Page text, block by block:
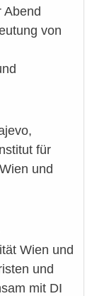
Abend
von
für
und
Wien und
und
mit DI